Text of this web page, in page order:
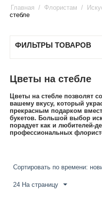
Главная / Флористам /
стебле
ФИЛЬТРЫ ТОВАРОВ
Цветы на стебле
Цветы на стебле позволят
вашему вкусу, который
прекрасным подарком
букетов. Большой выбор
порадует как и любителей-
профессиональных
Сортировать по времени:
24 На страницу